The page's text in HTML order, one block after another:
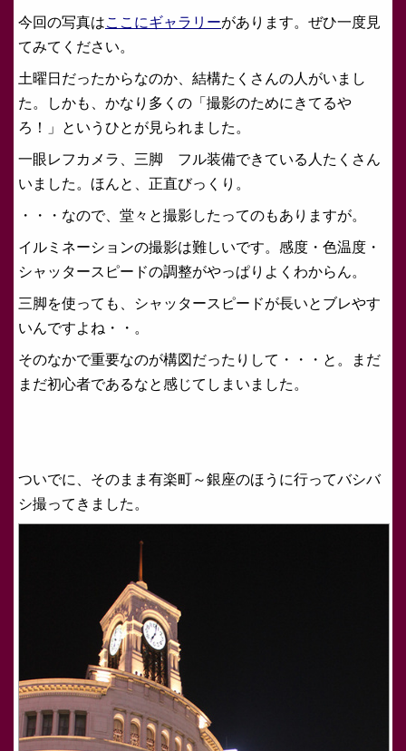
今回の写真はここにギャラリーがあります。ぜひ一度見
てみてください。
土曜日だったからなのか、結構たくさんの人がいまし
た。しかも、かなり多くの「撮影のためにきてるや
ろ！」というひとが見られました。
一眼レフカメラ、三脚 フル装備できている人たくさん
いました。ほんと、正直びっくり。
・・・なので、堂々と撮影したってのもありますが。
イルミネーションの撮影は難しいです。感度・色温度・
シャッタースピードの調整がやっぱりよくわからん。
三脚を使っても、シャッタースピードが長いとブレやす
いんですよね・・。
そのなかで重要なのが構図だったりして・・・と。まだ
まだ初心者であるなと感じてしまいました。
ついでに、そのまま有楽町～銀座のほうに行ってバシバ
シ撮ってきました。